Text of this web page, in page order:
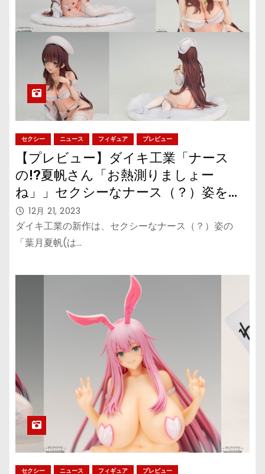
セクシー ニュース フィギュア プレビュー
【プレビュー】ダイキ工業「ナース
の!?夏帆さん「お熱測りましょー
ね」」セクシーなナース（？）姿を立
体化12月 21, 2023
ダイキ工業の新作は、セクシーなナース（？）姿の
「葉月夏帆(は…
セクシー ニュース フィギュア プレビュー